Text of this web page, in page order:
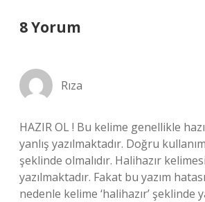
8 Yorum
Rıza
HAZIR OL ! Bu kelime genellikle
yanlış yazılmaktadır. Doğru
şeklinde olmalıdır. Halihazır
yazılmaktadır. Fakat bu yazım
nedenle kelime ‘halihazır’ şeklinde